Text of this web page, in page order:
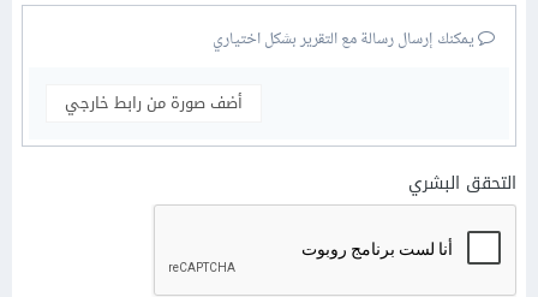
يمكنك إرسال رسالة مع التقرير بشكل اختياري
أضف صورة من رابط خارجي
التحقق البشري